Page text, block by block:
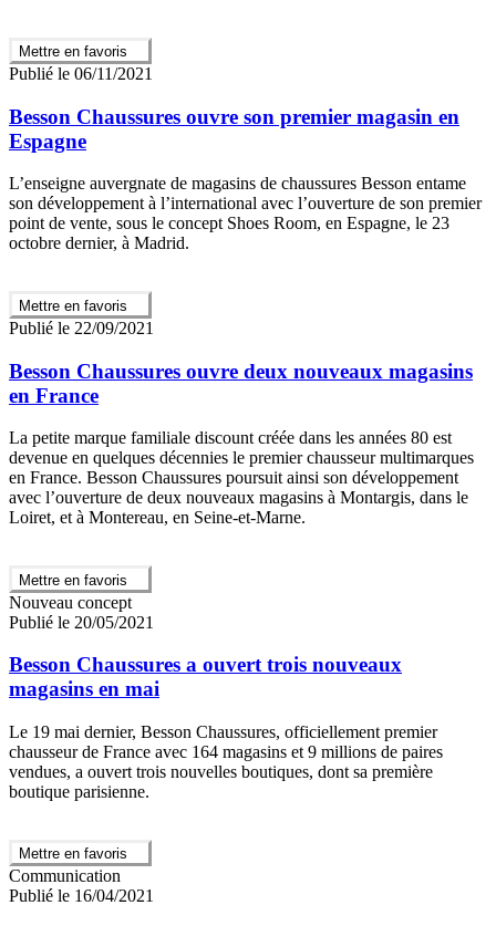
Mettre en favoris
Publié le 06/11/2021
Besson Chaussures ouvre son premier magasin en
Espagne
L’enseigne auvergnate de magasins de chaussures Besson entame
son développement à l’international avec l’ouverture de son premier
point de vente, sous le concept Shoes Room, en Espagne, le 23
octobre dernier, à Madrid.
Mettre en favoris
Publié le 22/09/2021
Besson Chaussures ouvre deux nouveaux magasins
en France
La petite marque familiale discount créée dans les années 80 est
devenue en quelques décennies le premier chausseur multimarques
en France. Besson Chaussures poursuit ainsi son développement
avec l’ouverture de deux nouveaux magasins à Montargis, dans le
Loiret, et à Montereau, en Seine-et-Marne.
Mettre en favoris
Nouveau concept
Publié le 20/05/2021
Besson Chaussures a ouvert trois nouveaux
magasins en mai
Le 19 mai dernier, Besson Chaussures, officiellement premier
chausseur de France avec 164 magasins et 9 millions de paires
vendues, a ouvert trois nouvelles boutiques, dont sa première
boutique parisienne.
Mettre en favoris
Communication
Publié le 16/04/2021